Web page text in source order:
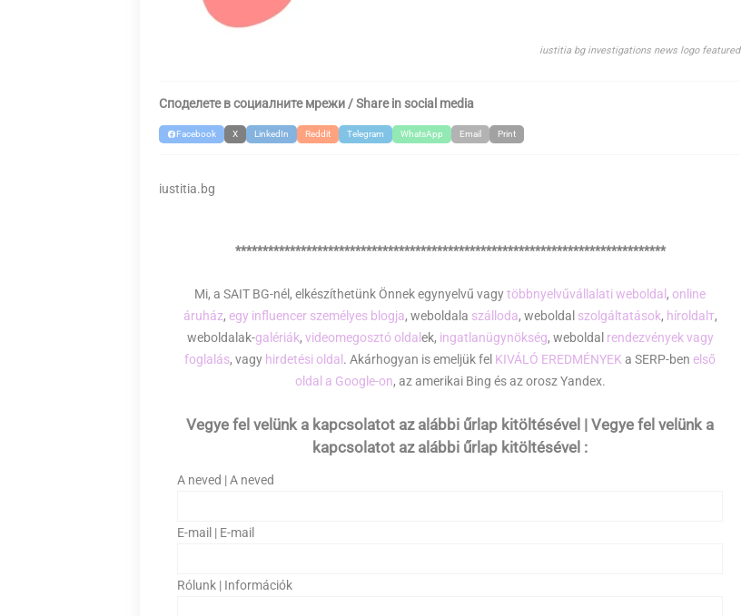
iustitia bg investigations news logo featured
Споделете в социалните мрежи / Share in social media
Facebook X LinkedIn Reddit Telegram WhatsApp Email Print
iustitia.bg
*******************************************************************************
Mi, a SAIT BG-nél, elkészíthetünk Önnek egynyelvű vagytöbbnyelvűvállalati weboldal , online
áruház, egy influencer személyes blogja, weboldala szálloda, weboldal szolgáltatások, híroldalт,
weboldalak-galériák, videomegosztó oldal ek, ingatlanügynökség, weboldal rendezvények vagy
foglalás, vagy hirdetési oldal . Akárhogyan is emeljük fel KIVÁLÓ EREDMÉNYEK a SERP-ben első
oldal a Google-on, az amerikai Bing és az orosz Yandex.
Vegye fel velünk a kapcsolatot az alábbi űrlap kitöltésével | Vegye fel velünk a
kapcsolatot az alábbi űrlap kitöltésével :
A neved | A neved
E-mail | E-mail
Rólunk | Információk